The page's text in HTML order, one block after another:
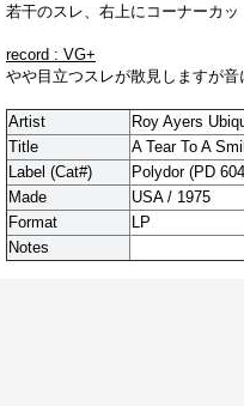
若干のスレ、右上にコーナーカ
record : VG+
やや目立つスレが散見しますが
Artist
Roy Ayers
Title
A Tear To A
Label (Cat#)
Polydor (PD
Made
USA / 1975
Format
LP
Notes